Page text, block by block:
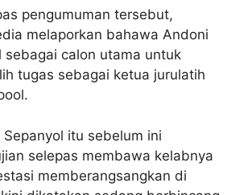
pengumuman tersebut,
melaporkan bahawa Andoni
sebagai calon utama untuk
tugas sebagai ketua jurulatih
itu sebelum ini
selepas membawa kelabnya
memberangsangkan di